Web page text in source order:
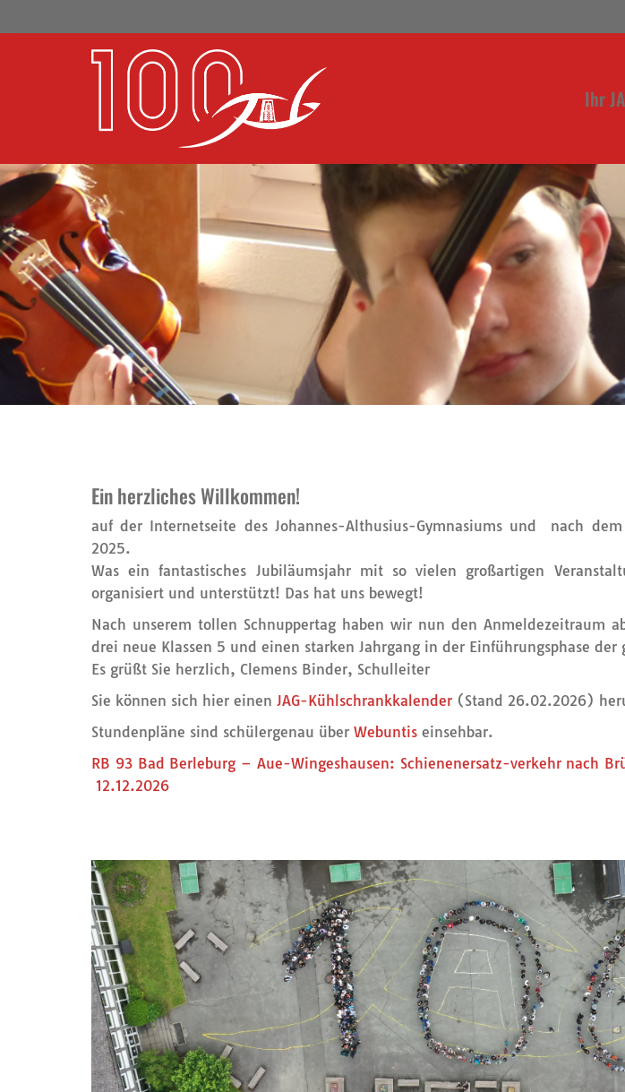
Ihr
Ein herzliches Willkommen!
auf der Internetseite des Johannes-Althusius-Gymnasiums und nach
2025.
Was ein fantastisches Jubiläumsjahr mit so vielen großartigen
organisiert und unterstützt! Das hat uns bewegt!
Nach unserem tollen Schnuppertag haben wir nun den Anmeldezeitraum
drei neue Klassen 5 und einen starken Jahrgang in der Einführungsphase der
Es grüßt Sie herzlich, Clemens Binder, Schulleiter
Sie können sich hier einen JAG-Kühlschrankkalender (Stand 26.02.2026)
Stundenpläne sind schülergenau über Webuntis einsehbar.
RB 93 Bad Berleburg – Aue-Wingeshausen: Schienenersatz-verkehr nach
12.12.2026